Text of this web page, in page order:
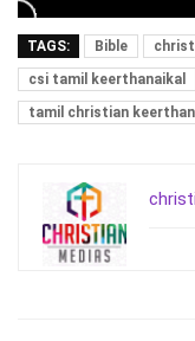
TAGS: Bible
csi tamil keerthanaikal
tamil christian